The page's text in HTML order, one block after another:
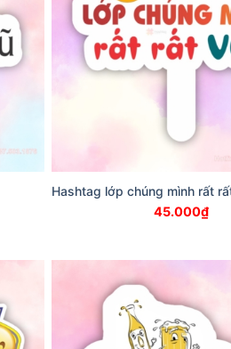
Hashtag lớp chúng mình rất
45.000₫